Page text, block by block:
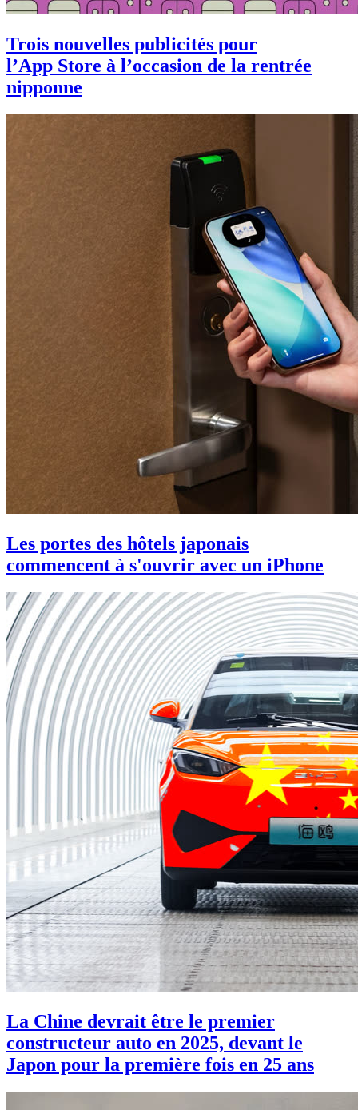
Trois nouvelles publicités pour
l’App Store à l’occasion de la rentrée
nipponne
Les portes des hôtels japonais
commencent à s'ouvrir avec un iPhone
La Chine devrait être le premier
constructeur auto en 2025, devant le
Japon pour la première fois en 25 ans